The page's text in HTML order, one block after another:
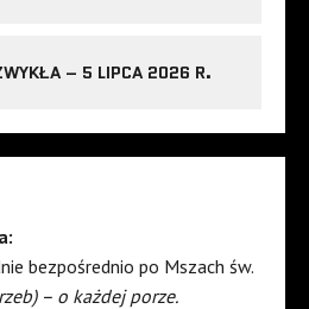
– 5 LIPCA 2026 R.
bezpośrednio po Mszach św.
– o każdej porze.